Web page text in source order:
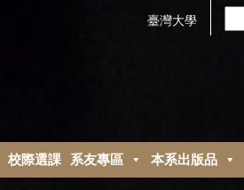
臺灣大學
搜
關
校際選課 系友專區 本系出版品